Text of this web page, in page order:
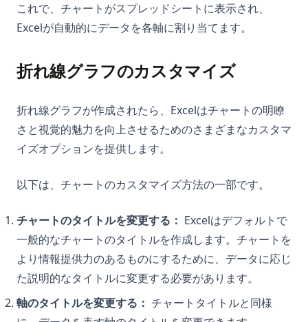
これで、チャートがスプレッドシートに表示され、
Excelが自動的にデータを各軸に割り当てます。
折れ線グラフのカスタマイズ
折れ線グラフが作成されたら、Excelはチャートの明瞭
さと視覚的魅力を向上させるためのさまざまなカスタマ
イズオプションを提供します。
以下は、チャートのカスタマイズ方法の一部です。
チャートのタイトルを変更する： Excelはデフォルトで
一般的なチャートのタイトルを作成します。チャートを
より情報提供力のあるものにするために、データに応じ
た説明的なタイトルに変更する必要があります。
軸のタイトルを変更する： チャートタイトルと同様